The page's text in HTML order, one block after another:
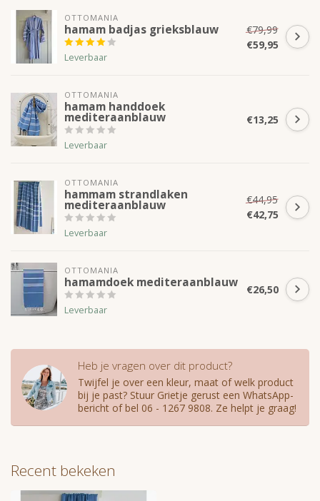
OTTOMANIA
hamam badjas grieksblauw
Leverbaar
€79,99
€59,95
OTTOMANIA
hamam handdoek
mediteraanblauw
Leverbaar
€13,25
OTTOMANIA
hammam strandlaken
mediteraanblauw
Leverbaar
€44,95
€42,75
OTTOMANIA
hamamdoek mediteraanblauw
Leverbaar
€26,50
Heb je vragen over dit product?
Twijfel je over een kleur, maat of welk product
bij je past? Stuur Grietje gerust een WhatsApp-
bericht of bel 06 - 1267 9808. Ze helpt je graag!
Recent bekeken